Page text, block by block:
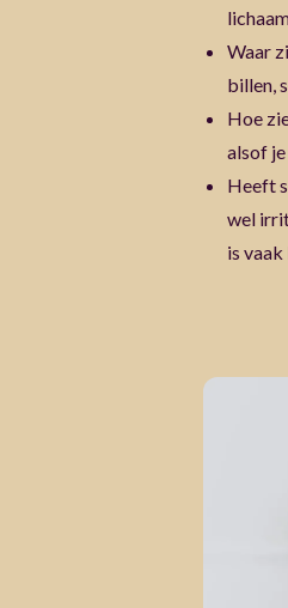
Waar
billen,
Hoe
alsof
Heeft
wel
is